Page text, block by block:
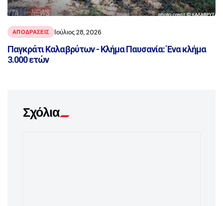
ΑΠΟΔΡΑΣΕΙΣ Ιούλιος 28, 2026
Παγκράτι Καλαβρύτων - Κλήμα Παυσανία: Ένα κλήμα
3.000 ετών
Σχόλια